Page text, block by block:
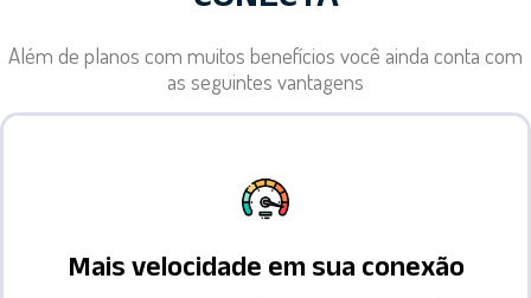
Além de planos com muitos benefícios você ainda conta com
as seguintes vantagens
Mais velocidade em sua conexão